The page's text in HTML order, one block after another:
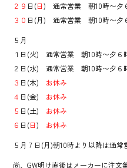
２９ 日(日) 通常営業 朝10時〜夕
３０ 日(月) 通常営業 朝10時〜夕
５月
１日(火) 通常営業 朝10時〜夕６
２日(水) 通常営業 朝10時〜夕６
３ 日(木) お休み
４ 日(金) お休み
５ 日(土) お休み
６ 日(日) お休み
５月７日(月)朝10時より以降は通常
尚、GW明け直後はメーカーに注